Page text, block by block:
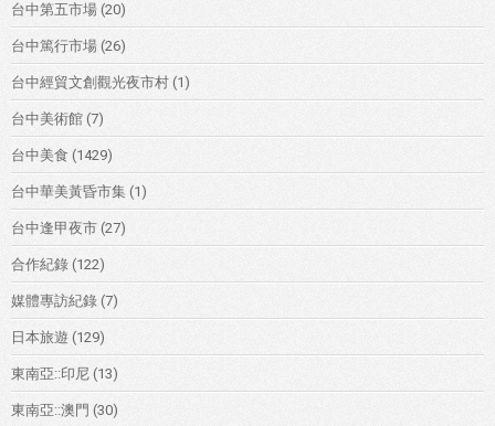
台中第五市場 (20)
台中篤行市場 (26)
台中經貿文創觀光夜市村 (1)
台中美術館 (7)
台中美食 (1429)
台中華美黃昏市集 (1)
台中逢甲夜市 (27)
合作紀錄 (122)
媒體專訪紀錄 (7)
日本旅遊 (129)
東南亞::印尼 (13)
東南亞::澳門 (30)